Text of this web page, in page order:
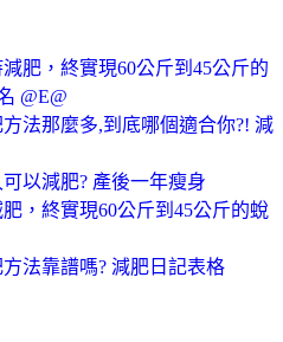
肥，終實現60公斤到45公斤的
@E@
法那麼多,到底哪個適合你?! 減
以減肥? 產後一年瘦身
，終實現60公斤到45公斤的蛻
法靠譜嗎? 減肥日記表格